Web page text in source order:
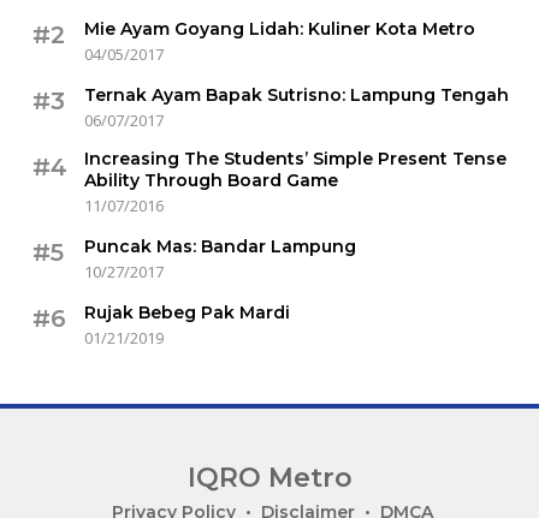
#2
Mie Ayam Goyang Lidah: Kuliner Kota Metro
04/05/2017
#3
Ternak Ayam Bapak Sutrisno: Lampung Tengah
06/07/2017
#4
Increasing The Students’ Simple Present Tense
Ability Through Board Game
11/07/2016
#5
Puncak Mas: Bandar Lampung
10/27/2017
#6
Rujak Bebeg Pak Mardi
01/21/2019
IQRO Metro
Privacy Policy Disclaimer DMCA